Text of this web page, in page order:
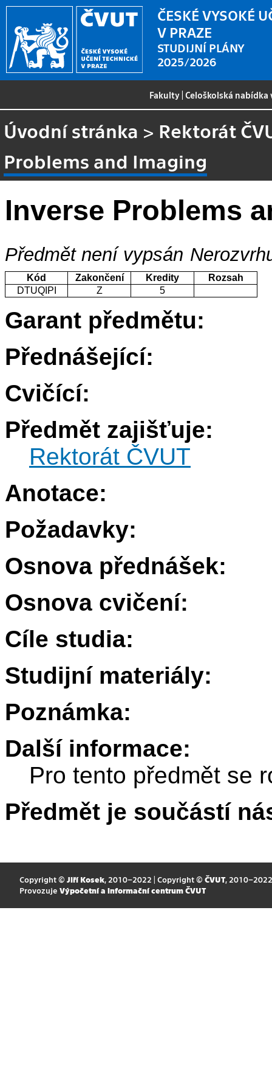
ČESKÉ VYSOKÉ
V PRAZE
STUDIJNÍ PLÁNY
2025/2026
Fakulty |Celoškolská
Úvodní stránka > Rektorát
Problems and Imaging
Inverse Problems
Předmět není vypsán
Kód Zakončení Kredity
Rozsah
DTUQIPI
Z 5
Garant předmětu:
Přednášející:
Cvičící:
Předmět zajišťuje:
Rektorát ČVUT
Anotace:
Požadavky:
Osnova přednášek:
Osnova cvičení:
Cíle studia:
Studijní materiály:
Poznámka:
Další informace:
Pro tento předmět se
Předmět je součástí
Copyright © Jiří Kosek, 2010–2022 | Copyright © ČVUT, 2010–2022
Provozuje Výpočetní a informační centrum ČVUT